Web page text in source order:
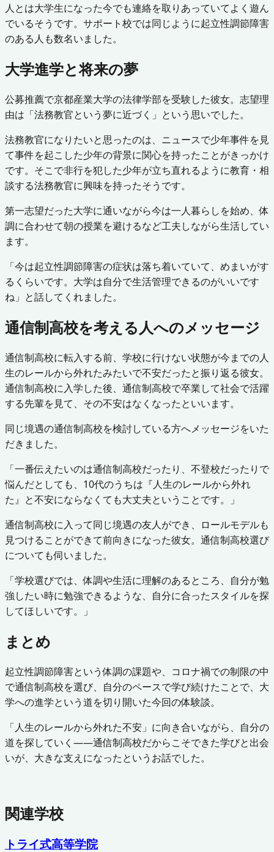
人とは大学生になった今でも連絡を取りあっていてよく遊ん
でいるそうです。サポート校では同じように起立性調節障害
のある人も数名いました。
大学進学と将来の夢
公募推薦で京都産業大学の法律学部を受験した彼女。志望理
由は「法務教官という夢に近づく」という思いでした。
法務教官になりたいと思ったのは、ニュースで少年事件を見
て事件を起こした少年の背景に関心を持ったことがきっかけ
です。そこで非行を犯した少年が立ち直れるように教育・相
談する法務教官に興味を持ったそうです。
第一志望だった大学に通いながら今は一人暮らしを始め、体
調に合わせて朝の授業を避けるなど工夫しながら生活してい
ます。
「今は起立性調節障害の症状は落ち着いていて、めまいがす
るくらいです。大学は自分で生活管理できるのがいいです
ね」と話してくれました。
通信制高校を考える人へのメッセージ
通信制高校に転入する前、学校に行けない状態が今までの人
生のレールから外れたみたいで不安だったと振り返る彼女。
通信制高校に入学した後、通信制高校で卒業して社会で活躍
する先輩を見て、その不安はなくなったといいます。
同じ境遇の通信制高校を検討している方へメッセージをいた
だきました。
「一番伝えたいのは通信制高校だったり、不登校だったりで
悩んだとしても、10代のうちは『人生のレールから外れ
た』と不安にならなくても大丈夫ということです。」
通信制高校に入って同じ境遇の友人ができ、ロールモデルも
見つけることができて前向きになった彼女。通信制高校選び
についても伺いました。
「学校選びでは、体調や生活に理解のあるところ、自分が勉
強したい時に勉強できるような、自分に合ったスタイルを探
してほしいです。」
まとめ
起立性調節障害という体調の課題や、コロナ禍での制限の中
で通信制高校を選び、自分のペースで学び続けたことで、大
学への進学という道を切り開いた今回の体験談。
「人生のレールから外れた不安」に向き合いながら、自分の
道を探していく——通信制高校だからこそできた学びと出会
いが、大きな支えになったというお話でした。
関連学校
トライ式高等学院